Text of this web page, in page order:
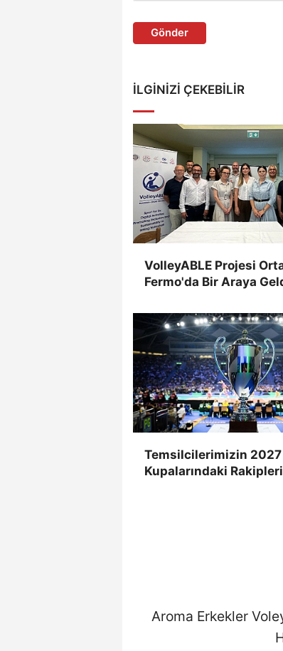
Gönder
İLGINIZI ÇEKEBILIR
VolleyABLE Projesi
Fermo'da Bir Araya
Temsilcilerimizin 2027
Kupalarındaki
Aroma Erkekler